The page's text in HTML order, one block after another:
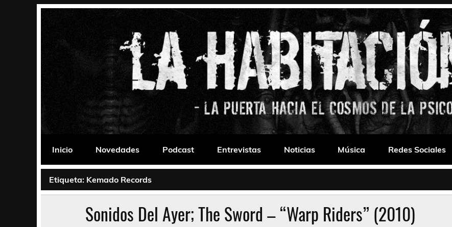
La Habitación 235
Inicio
Novedades Podcast Entrevistas Noticias Música Redes Sociales
Etiqueta: Kemado Records
Sonidos Del Ayer; The Sword – “Warp Riders” (2010)